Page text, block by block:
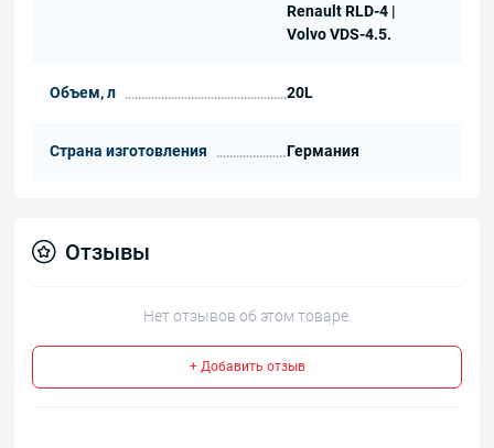
Renault RLD-4 |
Volvo VDS-4.5.
Объем, л 20L
Страна изготовления Германия
Отзывы
Нет отзывов об этом товаре.
+ Добавить отзыв